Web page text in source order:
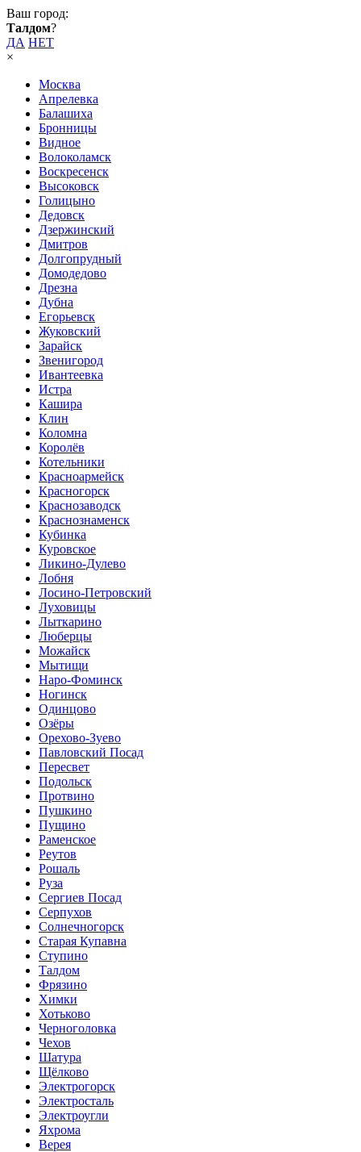
Ваш город:
Талдом?
ДА НЕТ
×
Москва
Апрелевка
Балашиха
Бронницы
Видное
Волоколамск
Воскресенск
Высоковск
Голицыно
Дедовск
Дзержинский
Дмитров
Долгопрудный
Домодедово
Дрезна
Дубна
Егорьевск
Жуковский
Зарайск
Звенигород
Ивантеевка
Истра
Кашира
Клин
Коломна
Королёв
Котельники
Красноармейск
Красногорск
Краснозаводск
Краснознаменск
Кубинка
Куровское
Ликино-Дулево
Лобня
Лосино-Петровский
Луховицы
Лыткарино
Люберцы
Можайск
Мытищи
Наро-Фоминск
Ногинск
Одинцово
Озёры
Орехово-Зуево
Павловский Посад
Пересвет
Подольск
Протвино
Пушкино
Пущино
Раменское
Реутов
Рошаль
Руза
Сергиев Посад
Серпухов
Солнечногорск
Старая Купавна
Ступино
Талдом
Фрязино
Химки
Хотьково
Черноголовка
Чехов
Шатура
Щёлково
Электрогорск
Электросталь
Электроугли
Яхрома
Верея